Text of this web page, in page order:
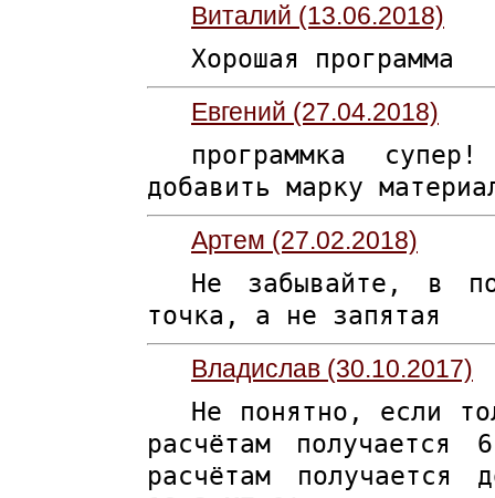
Виталий (13.06.2018)
Хорошая программа
Евгений (27.04.2018)
программка
добавить марку
Артем (27.02.2018)
Не забывайте, в
точка, а не запятая
Владислав (30.10.2017)
Не понятно, если
расчётам
расчётам получается